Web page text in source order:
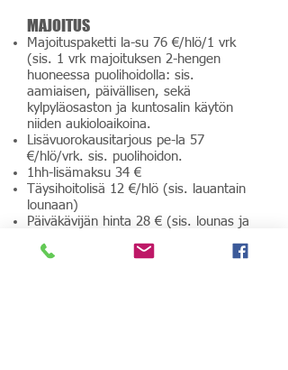
MAJOITUS
Majoituspaketti la-su 76 €/hlö/1 vrk
(sis. 1 vrk majoituksen 2-hengen
huoneessa puolihoidolla: sis.
aamiaisen, päivällisen, sekä
kylpyläosaston ja kuntosalin käytön
niiden aukioloaikoina.
Lisävuorokausitarjous pe-la 57
€/hlö/vrk. sis. puolihoidon.
1hh-lisämaksu 34 €
Täysihoitolisä 12 €/hlö (sis. lauantain
lounaan)
Päiväkävijän hinta 28 € (sis. lounas ja
Lauantaina Ysäribileet, Ressu&Jussi,